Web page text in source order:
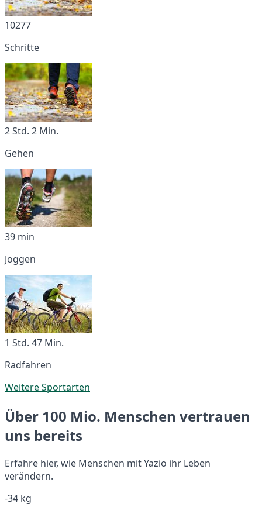
10277
Schritte
2 Std. 2 Min.
Gehen
39 min
Joggen
1 Std. 47 Min.
Radfahren
Weitere Sportarten
Über 100 Mio. Menschen vertrauen
uns bereits
Erfahre hier, wie Menschen mit Yazio ihr Leben
verändern.
-34 kg